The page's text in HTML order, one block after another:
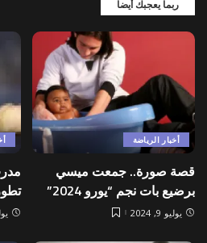
ربما يعجبك أيضاً
أخبار الرياضة
قصة صورة.. جمعت ميسي
برضيع بات نجم “يورو 2024”
يوليو 9, 2024